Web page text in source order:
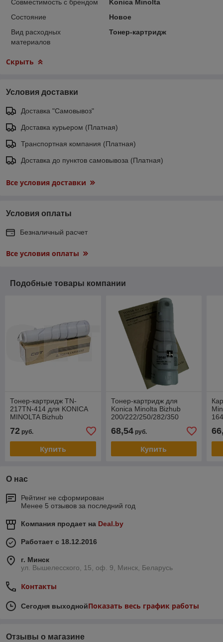
Совместимость с брендом
Konica Minolta
Состояние
Новое
Вид расходных
материалов
Тонер-картридж
Скрыть
Условия доставки
Доставка "Самовывоз"
Доставка курьером (Платная)
Транспортная компания (Платная)
Доставка до пунктов самовывоза (Платная)
Все условия доставки
Условия оплаты
Безналичный расчет
Все условия оплаты
Подобные товары компании
Тонер-картридж TN-
217TN-414 для KONICA
MINOLTA Bizhub
512г, 25000 стр.,
CET6707U
72 руб.
Купить
Тонер-картридж для
Konica Minolta Bizhub
200/222/250/282/350
(Tomoegawa)
68,54руб.
Купить
О нас
Рейтинг не сформирован
Менее 5 отзывов за последний год
Компания продает на Deal.by
Работает с 18.12.2016
г. Минск
ул. Вышелесского, 15, оф. 9, Минск, Беларусь
Контакты
Сегодня выходнойПоказать весь график работы
Отзывы о магазине